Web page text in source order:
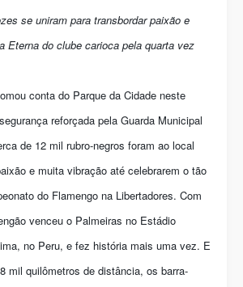
se uniram para transbordar paixão e
Eterna do clube carioca pela quarta vez
conta do Parque da Cidade neste
reforçada pela Guarda Municipal
de 12 mil rubro-negros foram ao local
e muita vibração até celebrarem o tão
do Flamengo na Libertadores. Com
venceu o Palmeiras no Estádio
no Peru, e fez história mais uma vez. E
mil quilômetros de distância, os barra-